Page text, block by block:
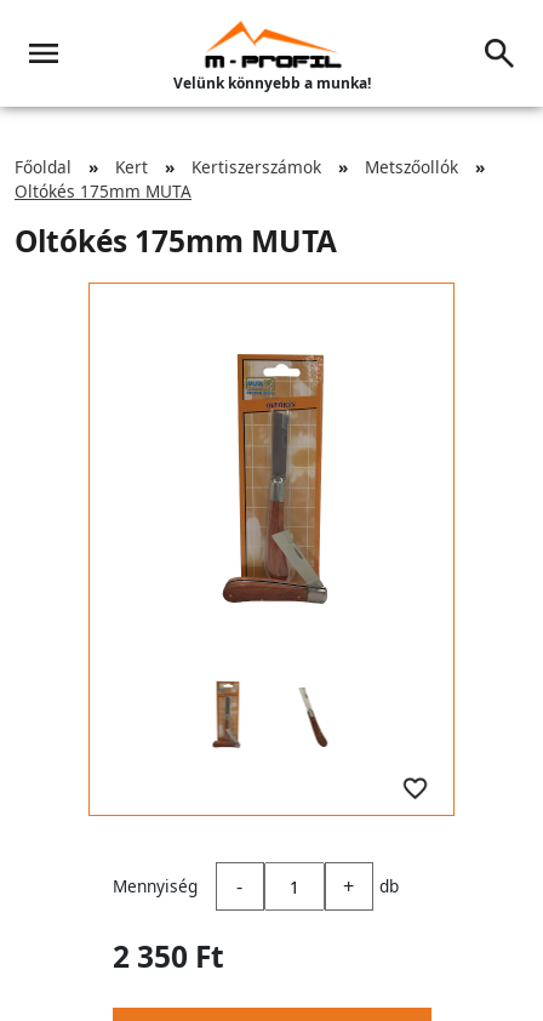
Velünk könnyebb a munka!
Főoldal Kert Kertiszerszámok
Metszőollók
Oltókés 175mm MUTA
Oltókés 175mm MUTA
Mennyiség - + db
2 350 Ft